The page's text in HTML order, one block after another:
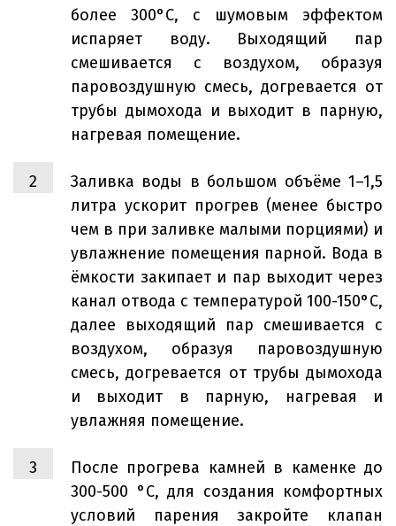
более 300°С, с шумовым эффектом
испаряет воду. Выходящий пар
смешивается с воздухом, образуя
паровоздушную смесь, догревается от
трубы дымохода и выходит в парную,
нагревая помещение.
Заливка воды в большом объёме 1–1,5
литра ускорит прогрев (менее быстро
чем в при заливке малыми порциями) и
увлажнение помещения парной. Вода в
ёмкости закипает и пар выходит через
канал отвода с температурой 100-150°С,
далее выходящий пар смешивается с
воздухом, образуя паровоздушную
смесь, догревается от трубы дымохода
и выходит в парную, нагревая и
увлажняя помещение.
После прогрева камней в каменке до
300-500 °С, для создания комфортных
условий парения закройте клапан